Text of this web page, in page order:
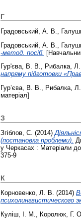
Г
Градовський, А. В.
Градовський, А. В.
-метод. посіб.
Гур'єва, В. В., Рибалка,
напряму підготовки
Гур’єва, В. В., Рибалка,
матеріал]
З
Згіблов, С. (2014)
(постановка проблеми).
у Черкасах : Матеріали
375-9
К
Корновенко, Л. В. (2014)
психолингвистического
Куліш, І. М.
Королюк, Г. О.